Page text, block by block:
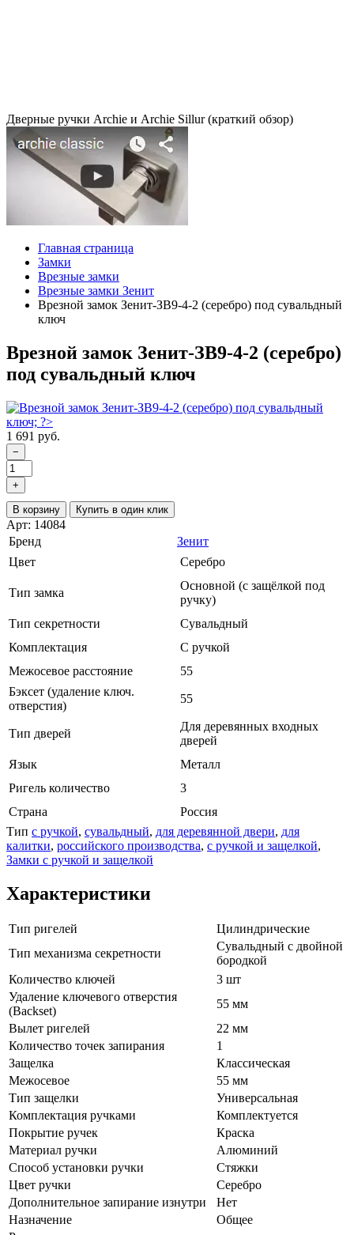
Дверные ручки Archie и Archie Sillur (краткий обзор)
Главная страница
Замки
Врезные замки
Врезные замки Зенит
Врезной замок Зенит-ЗВ9-4-2 (серебро) под сувальдный
ключ
Врезной замок Зенит-ЗВ9-4-2 (серебро)
под сувальдный ключ
1 691 руб.
−
+
В корзину Купить в один клик
Арт: 14084
Бренд
Зенит
Цвет
Серебро
Тип замка
Основной (с защёлкой под
ручку)
Тип секретности
Сувальдный
Комплектация
С ручкой
Межосевое расстояние
55
Бэксет (удаление ключ.
отверстия)
55
Тип дверей
Для деревянных входных
дверей
Язык
Металл
Ригель количество
3
Страна
Россия
Тип с ручкой, сувальдный, для деревянной двери, для
калитки, российского производства, с ручкой и защелкой,
Замки с ручкой и защелкой
Характеристики
Тип ригелей
Цилиндрические
Тип механизма секретности
Сувальдный с двойной
бородкой
Количество ключей
3 шт
Удаление ключевого отверстия
(Backset)
55 мм
Вылет ригелей
22 мм
Количество точек запирания
1
Защелка
Классическая
Межосевое
55 мм
Тип защелки
Универсальная
Комплектация ручками
Комплектуется
Покрытие ручек
Краска
Материал ручки
Алюминий
Способ установки ручки
Стяжки
Цвет ручки
Серебро
Дополнительное запирание изнутри
Нет
Назначение
Общее